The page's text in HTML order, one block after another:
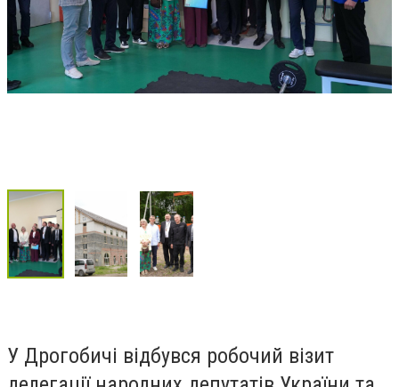
У Дрогобичі відбувся робочий візит